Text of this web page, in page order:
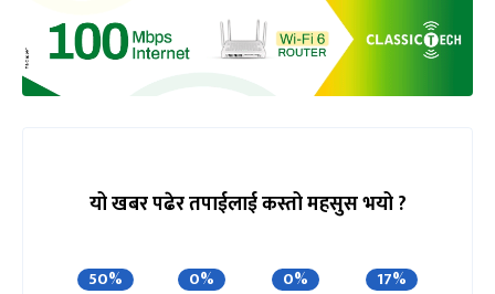
यो खबर पढेर तपाईलाई कस्तो महसुस भयो ?
50% 0% 0% 17%